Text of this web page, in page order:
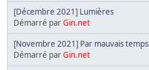
[Décembre 2021] Lumières
Démarré parGin.net
[Novembre 2021] Par mauvais temps
Démarré parGin.net